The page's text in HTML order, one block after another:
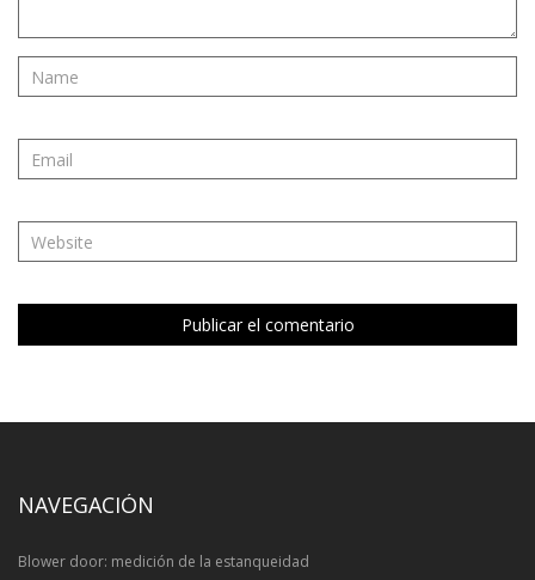
NAVEGACIÓN
Blower door: medición de la estanqueidad